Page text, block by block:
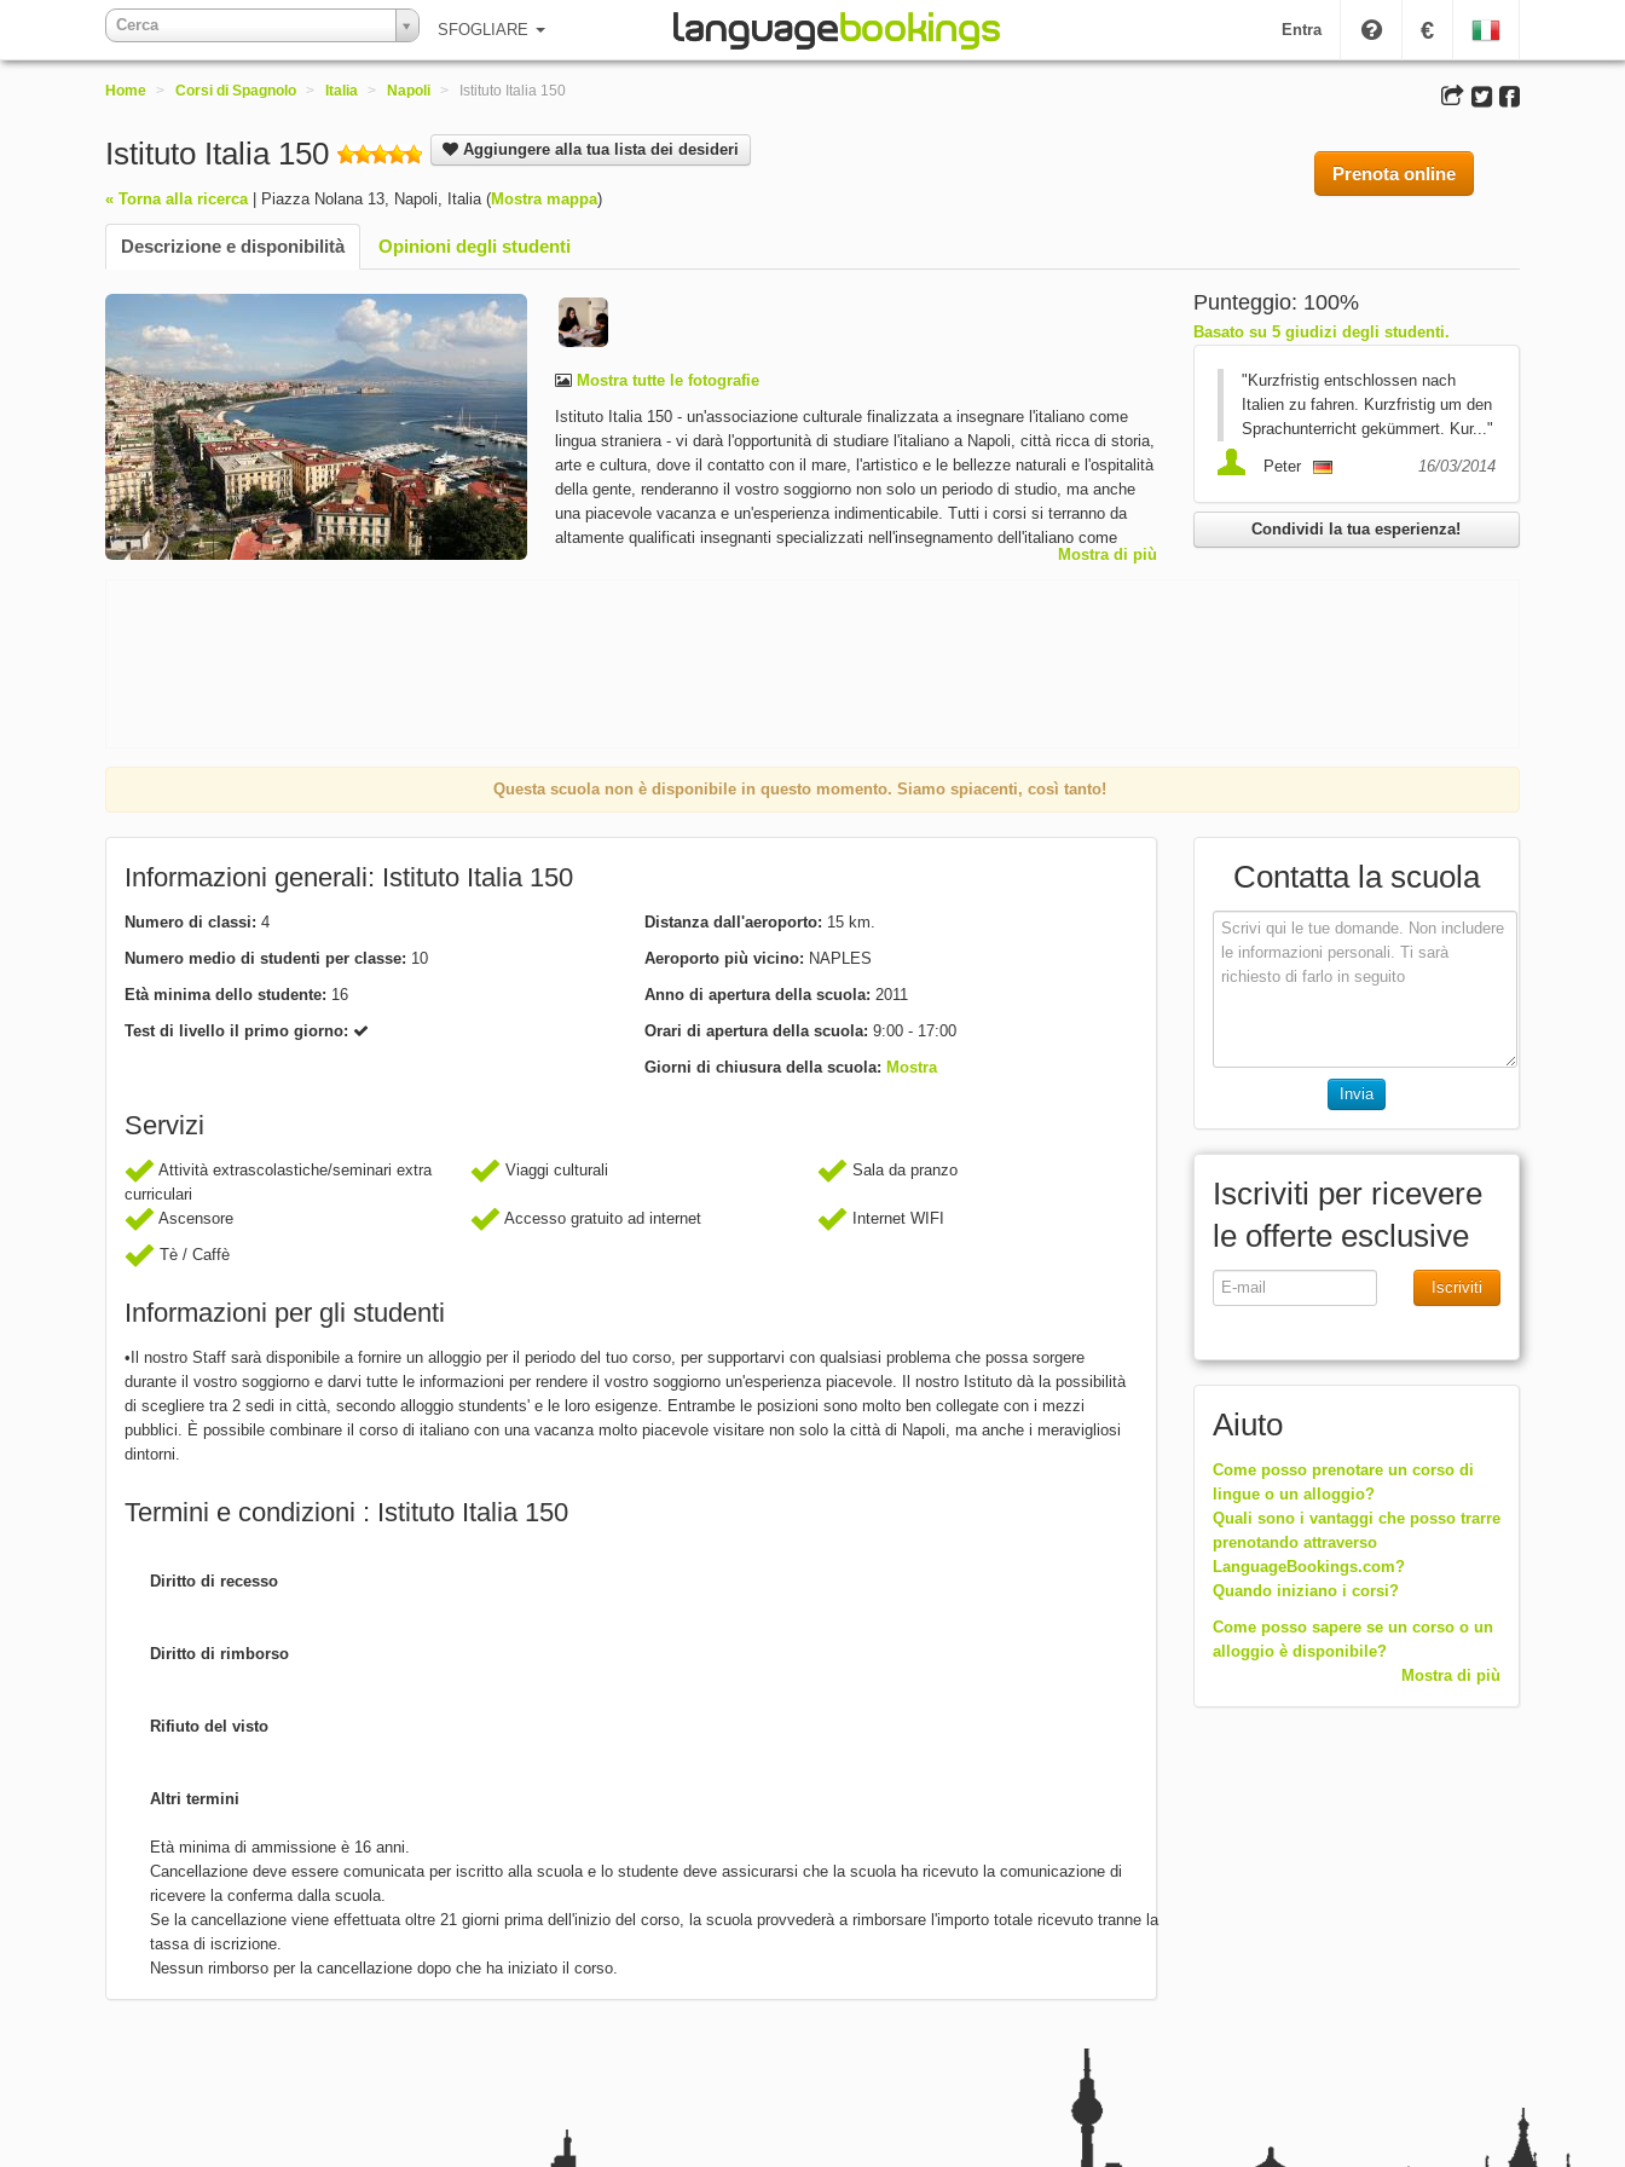
Cerca SFOGLIARE Entra €
Home > Corsi di Spagnolo > Italia > Napoli > Istituto Italia 150
Istituto Italia 150 Aggiungere alla tua lista dei desideri
« Torna alla ricerca Piazza Nolana 13, Napoli, Italia (Mostra mappa)
Prenota online
Descrizione e disponibilità Opinioni degli studenti
Mostra tutte le fotografie
Istituto Italia 150 - un'associazione culturale finalizzata a insegnare l'italiano come
lingua straniera - vi darà l'opportunità di studiare l'italiano a Napoli, città ricca di storia,
arte e cultura, dove il contatto con il mare, l'artistico e le bellezze naturali e l'ospitalità
della gente, renderanno il vostro soggiorno non solo un periodo di studio, ma anche
una piacevole vacanza e un'esperienza indimenticabile. Tutti i corsi si terranno da
altamente qualificati insegnanti specializzati nell'insegnamento dell'italiano come
lingua straniera. I nostri corsi possono essere standard o intensivo e si svolgono in
Mostra di più
Punteggio: 100%
Basato su 5 giudizi degli studenti.
"Kurzfristig entschlossen nach
Italien zu fahren. Kurzfristig um den
Sprachunterricht gekümmert. Kur..."
Peter 16/03/2014
Condividi la tua esperienza!
Questa scuola non è disponibile in questo momento. Siamo spiacenti, così tanto!
Informazioni generali: Istituto Italia 150
Numero di classi: 4
Numero medio di studenti per classe: 10
Età minima dello studente: 16
Test di livello il primo giorno:
Distanza dall'aeroporto: 15 km.
Aeroporto più vicino: NAPLES
Anno di apertura della scuola: 2011
Orari di apertura della scuola: 9:00 - 17:00
Giorni di chiusura della scuola: Mostra
Servizi
Attività extrascolastiche/seminari extra
curriculari
Viaggi culturali Sala da pranzo
Ascensore Accesso gratuito ad internet
Internet WIFI
Tè / Caffè
Informazioni per gli studenti
•Il nostro Staff sarà disponibile a fornire un alloggio per il periodo del tuo corso, per supportarvi con qualsiasi problema che possa sorgere
durante il vostro soggiorno e darvi tutte le informazioni per rendere il vostro soggiorno un'esperienza piacevole. Il nostro Istituto dà la possibilità
di scegliere tra 2 sedi in città, secondo alloggio stundents' e le loro esigenze. Entrambe le posizioni sono molto ben collegate con i mezzi
pubblici. È possibile combinare il corso di italiano con una vacanza molto piacevole visitare non solo la città di Napoli, ma anche i meravigliosi
dintorni.
Termini e condizioni : Istituto Italia 150
Diritto di recesso
Diritto di rimborso
Rifiuto del visto
Altri termini
Età minima di ammissione è 16 anni.
Cancellazione deve essere comunicata per iscritto alla scuola e lo studente deve assicurarsi che la scuola ha ricevuto la comunicazione di
ricevere la conferma dalla scuola.
Se la cancellazione viene effettuata oltre 21 giorni prima dell'inizio del corso, la scuola provvederà a rimborsare l'importo totale ricevuto tranne la
tassa di iscrizione.
Nessun rimborso per la cancellazione dopo che ha iniziato il corso.
Contatta la scuola
Invia
Iscriviti per ricevere
le offerte esclusive
Iscriviti
Aiuto
Come posso prenotare un corso di
lingue o un alloggio?
Quali sono i vantaggi che posso trarre
prenotando attraverso
LanguageBookings.com?
Quando iniziano i corsi?
Come posso sapere se un corso o un
alloggio è disponibile?
Mostra di più